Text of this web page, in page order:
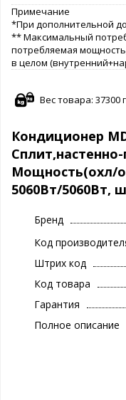
Примечание
*При дополнительной
** Максимальный
потребляемая
в целом
Вес товара: 37300 г
Кондиционер
Мощность(охл/
5060Вт/5060Вт,
Бренд
Код
Штрих код
Код товара
Гарантия
Полное описание